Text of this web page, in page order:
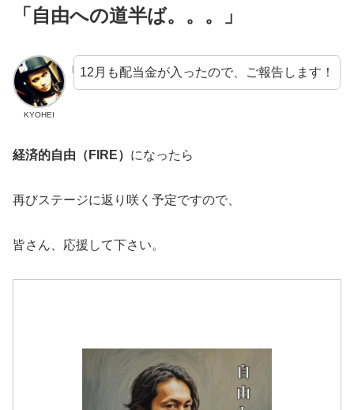
「自由への道半ば。。。」
KYOHEI
12月も配当金が入ったので、ご報告します！
経済的自由（FIRE） になったら
再びステージに返り咲く予定ですので、
皆さん、応援して下さい。